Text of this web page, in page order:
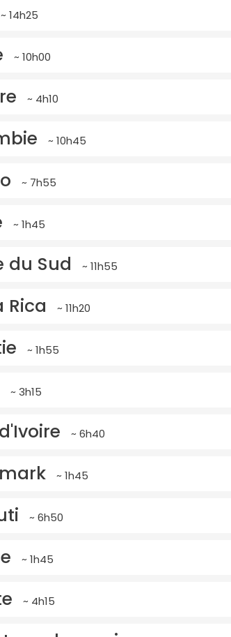
~ 14h25
~ 10h00
~ 4h10
~ 10h45
~ 7h55
~ 1h45
du Sud ~ 11h55
Rica ~ 11h20
~ 1h55
~ 3h15
~ 6h40
~ 1h45
~ 6h50
~ 1h45
~ 4h15